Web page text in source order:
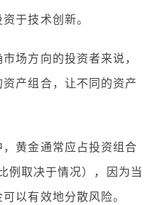
资于技术创新。
场方向的投资者来说，
产组合，让不同的资产
黄金通常应占投资组合
例取决于情况），因为当
以有效地分散风险。